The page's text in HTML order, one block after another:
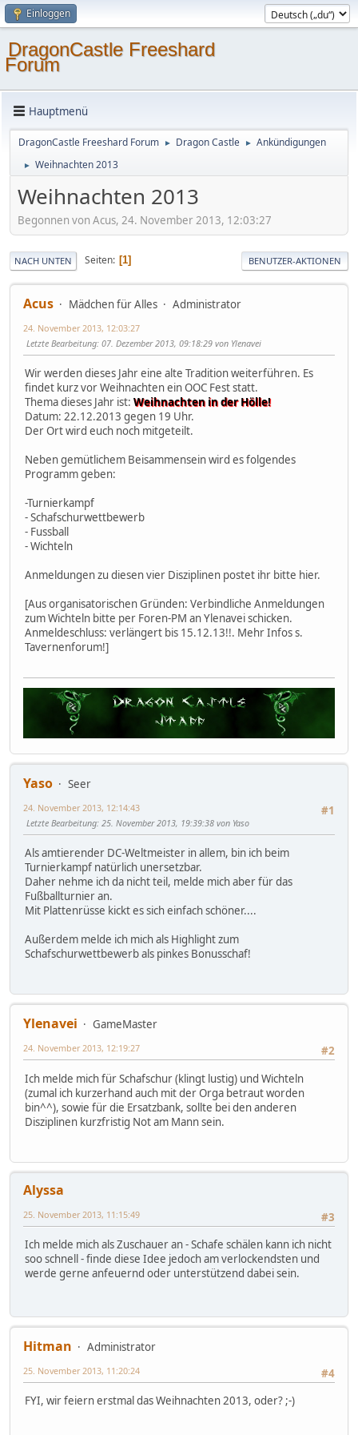
Einloggen
DragonCastle Freeshard
Forum
Hauptmenü
DragonCastle Freeshard Forum ► Dragon Castle ► Ankündigungen
► Weihnachten 2013
Weihnachten 2013
Begonnen von Acus, 24. November 2013, 12:03:27
NACH UNTEN Seiten 1 BENUTZER-AKTIONEN
Acus Mädchen für Alles Administrator
24. November 2013, 12:03:27
Letzte Bearbeitung: 07. Dezember 2013, 09:18:29 von Ylenavei
Wir werden dieses Jahr eine alte Tradition weiterführen. Es
findet kurz vor Weihnachten ein OOC Fest statt.
Thema dieses Jahr ist: Weihnachten in der Hölle!
Datum: 22.12.2013 gegen 19 Uhr.
Der Ort wird euch noch mitgeteilt.
Neben gemütlichem Beisammensein wird es folgendes
Programm geben:
-Turnierkampf
- Schafschurwettbewerb
- Fussball
- Wichteln
Anmeldungen zu diesen vier Disziplinen postet ihr bitte hier.
[Aus organisatorischen Gründen: Verbindliche Anmeldungen
zum Wichteln bitte per Foren-PM an Ylenavei schicken.
Anmeldeschluss: verlängert bis 15.12.13!!. Mehr Infos s.
Tavernenforum!]
Yaso
Seer
#1
24. November 2013, 12:14:43
Letzte Bearbeitung: 25. November 2013, 19:39:38 von Yaso
Als amtierender DC-Weltmeister in allem, bin ich beim
Turnierkampf natürlich unersetzbar.
Daher nehme ich da nicht teil, melde mich aber für das
Fußballturnier an.
Mit Plattenrüsse kickt es sich einfach schöner....
Außerdem melde ich mich als Highlight zum
Schafschurwettbewerb als pinkes Bonusschaf!
Ylenavei
GameMaster
#2
24. November 2013, 12:19:27
Ich melde mich für Schafschur (klingt lustig) und Wichteln
(zumal ich kurzerhand auch mit der Orga betraut worden
bin^^), sowie für die Ersatzbank, sollte bei den anderen
Disziplinen kurzfristig Not am Mann sein.
Alyssa
#3
25. November 2013, 11:15:49
Ich melde mich als Zuschauer an - Schafe schälen kann ich nicht
soo schnell - finde diese Idee jedoch am verlockendsten und
werde gerne anfeuernd oder unterstützend dabei sein.
Hitman
Administrator
#4
25. November 2013, 11:20:24
FYI, wir feiern erstmal das Weihnachten 2013, oder? ;-)